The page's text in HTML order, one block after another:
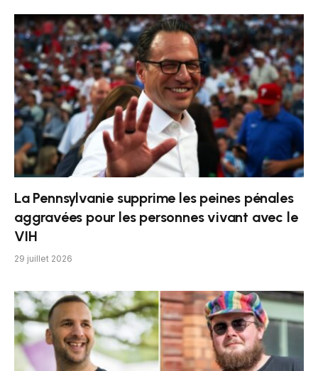
La Pennsylvanie supprime les peines pénales
aggravées pour les personnes vivant avec le
VIH
29 juillet 2026